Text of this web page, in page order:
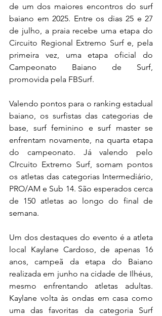
de um dos maiores encontros do surf
baiano em 2025. Entre os dias 25 e 27
de julho, a praia recebe uma etapa do
Circuito Regional Extremo Surf e, pela
primeira vez, uma etapa oficial do
Campeonato Baiano de Surf,
promovida pela FBSurf.
Valendo pontos para o ranking estadual
baiano, os surfistas das categorias de
base, surf feminino e surf master se
enfrentam novamente, na quarta etapa
do campeonato. Já valendo pelo
CIrcuito Extremo Surf, somam pontos
os atletas das categorias Intermediário,
PRO/AM e Sub 14. São esperados cerca
de 150 atletas ao longo do final de
semana.
Um dos destaques do evento é a atleta
local Kaylane Cardoso, de apenas 16
anos, campeã da etapa do Baiano
realizada em junho na cidade de Ilhéus,
mesmo enfrentando atletas adultas.
Kaylane volta às ondas em casa como
uma das favoritas da categoria Surf